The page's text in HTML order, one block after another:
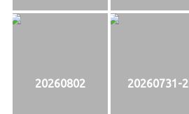
20260802 20260731-2